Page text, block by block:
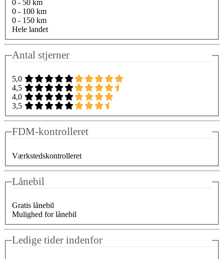
0 - 50 km
0 - 100 km
0 - 150 km
Hele landet
Antal stjerner
5,0
4,5
4,0
3,5
FDM-kontrolleret
Værkstedskontrolleret
Lånebil
Gratis lånebil
Mulighed for lånebil
Ledige tider indenfor